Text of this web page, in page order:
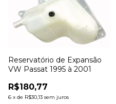
Reservatório de Expansão
VW Passat 1995 à 2001
R$180,77
6 x de R$30,13 sem juros